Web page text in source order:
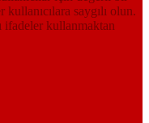
saygılı olun.
ifadeler kullanmaktan